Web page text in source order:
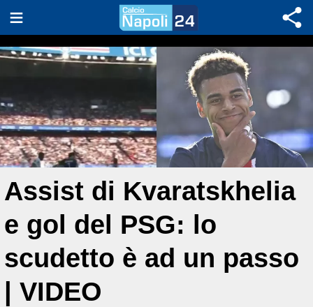
Assist di Kvaratskhelia
e gol del PSG: lo
scudetto è ad un passo
| VIDEO